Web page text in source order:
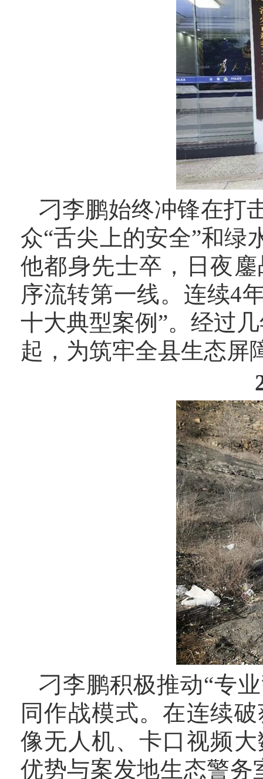
刁李鹏始终冲锋在打
众“舌尖上的安全”和绿
他都身先士卒，日夜
序流转第一线。连续4
十大典型案例”。经过
起，为筑牢全县生态屏
刁李鹏积极推动“专
同作战模式。在连续
像无人机、卡口视频
优势与案发地生态警